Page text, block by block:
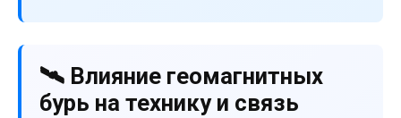
🛰️ Влияние геомагнитных
бурь на технику и связь